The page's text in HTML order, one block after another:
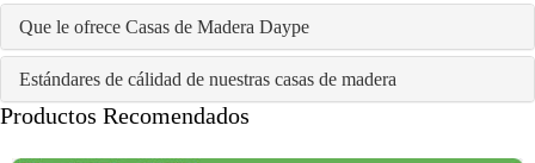
Que le ofrece Casas de Madera Daype
Estándares de cálidad de nuestras casas de madera
Productos Recomendados